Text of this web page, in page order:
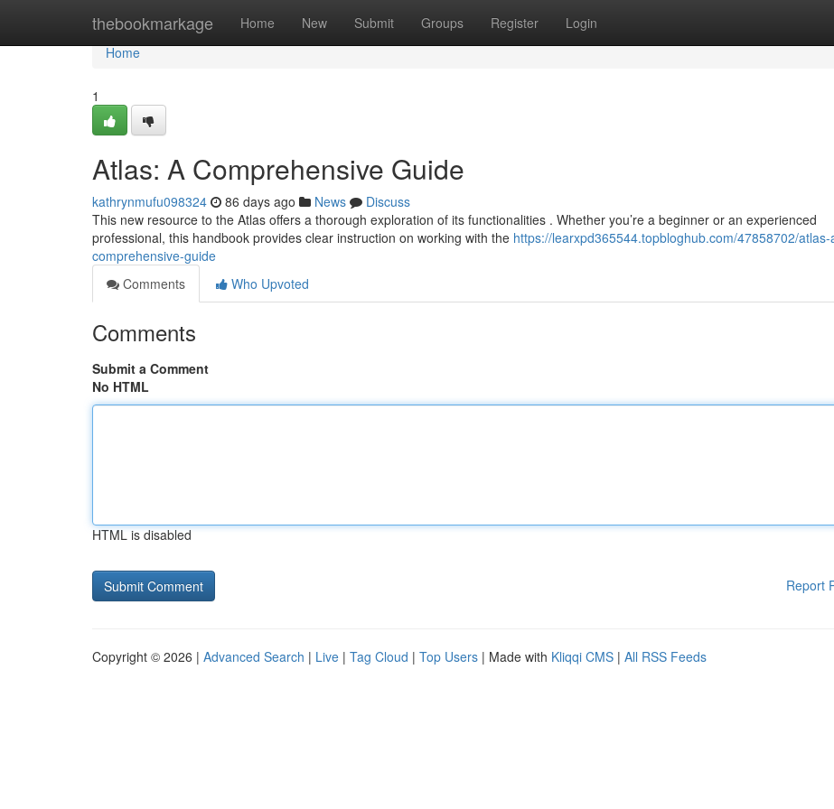
thebookmarkage Home New Submit Groups Register Login
Home
Home
1
Atlas: A Comprehensive Guide
kathrynmufu098324 86 days ago News
Discuss
This new resource to the Atlas offers a thorough exploration of its functionalities . Whether you’re a beginner or an experienced
professional, this handbook provides clear instruction on working with the https://learxpd365544.topbloghub.com/47858702/atlas-
comprehensive-guide
Comments
Who Upvoted
Comments
Submit a Comment
No HTML
HTML is disabled
Report
Copyright © 2026 | Advanced Search | Live | Tag Cloud | Top Users | Made with Kliqqi CMS | All RSS Feeds